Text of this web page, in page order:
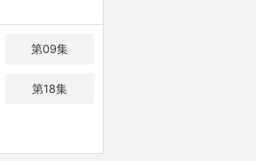
第09集
第18集